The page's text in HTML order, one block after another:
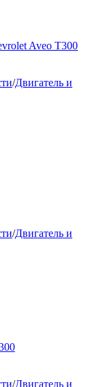
Aveo T300
/Двигатель и
/Двигатель и
/Двигатель и